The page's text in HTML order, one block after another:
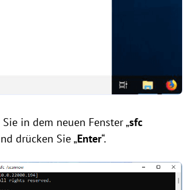
in dem neuen Fenster „sfc
drücken Sie „Enter“.